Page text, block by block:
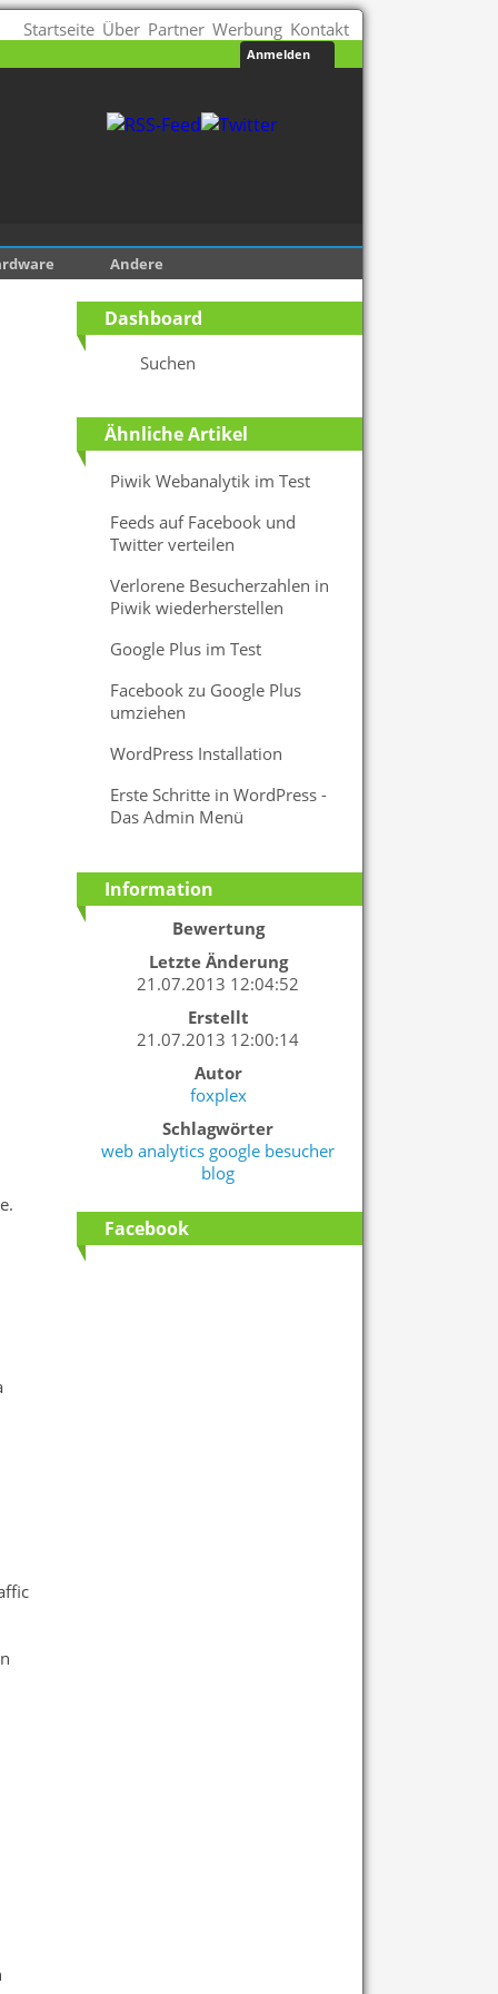
Startseite Über Partner Werbung Kontakt
Anmelden
Andere
Dashboard
Suchen
Ähnliche Artikel
Piwik Webanalytik im Test
Feeds auf Facebook und
Twitter verteilen
Verlorene Besucherzahlen in
Piwik wiederherstellen
Google Plus im Test
Facebook zu Google Plus
umziehen
WordPress Installation
Erste Schritte in WordPress -
Das Admin Menü
Information
Bewertung
Letzte Änderung
21.07.2013 12:04:52
Erstellt
21.07.2013 12:00:14
Autor
foxplex
Schlagwörter
web analytics google besucher
blog
Facebook